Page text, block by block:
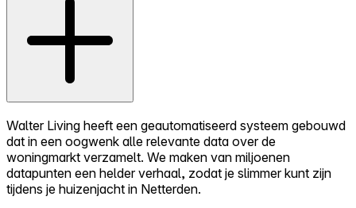
Walter Living heeft een geautomatiseerd systeem gebouwd
dat in een oogwenk alle relevante data over de
woningmarkt verzamelt. We maken van miljoenen
datapunten een helder verhaal, zodat je slimmer kunt zijn
tijdens je huizenjacht in Netterden.